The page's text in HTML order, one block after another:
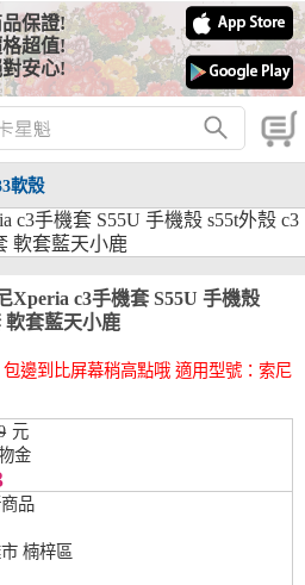
保證!
超值!
安心!
軟殼
c3手機套 S55U 手機殼
軟套藍天小鹿
邊到比屏幕稍高點哦 適用型號：索尼
元
金
品
楠梓區
卡分期付款』 與 『信用卡零利率
：
銀行
合作金庫、第一銀行、華南銀行、
上海銀行、富邦銀行、國泰世華、
台中銀行、匯豐銀行、華泰銀行、
行、永豐銀行、玉山銀行、凱基銀
行、台新銀行、安泰銀行、中國信
合作金庫、第一銀行、華南銀行、
台中銀行、匯豐銀行、華泰銀行、
行、陽信銀行、聯邦銀行、遠東商
行、永豐銀行、玉山銀行、凱基銀
行、台新銀行、安泰銀行、中國信
、三信商銀
合作金庫、第一銀行、華南銀行、